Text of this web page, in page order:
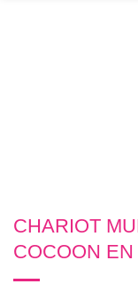
CHARIOT
COCOON